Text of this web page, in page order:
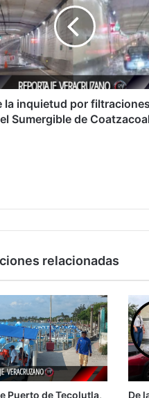
la inquietud por
Sumergible de
relacionadas
Puerto de Tecolutla,
De